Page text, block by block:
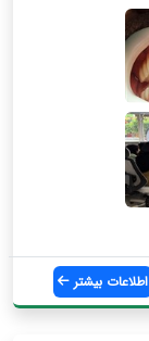
اطلاعات بیشتر